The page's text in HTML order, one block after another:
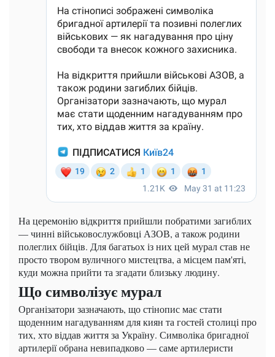
На церемонію відкриття прийшли побратими загиблих
— чинні військовослужбовці АЗОВ, а також родини
полеглих бійців. Для багатьох із них цей мурал став не
просто твором вуличного мистецтва, а місцем пам'яті,
куди можна прийти та згадати близьку людину.
Що символізує мурал
Організатори зазначають, що стінопис має стати
щоденним нагадуванням для киян та гостей столиці про
тих, хто віддав життя за Україну. Символіка бригадної
артилерії обрана невипадково — саме артилеристи